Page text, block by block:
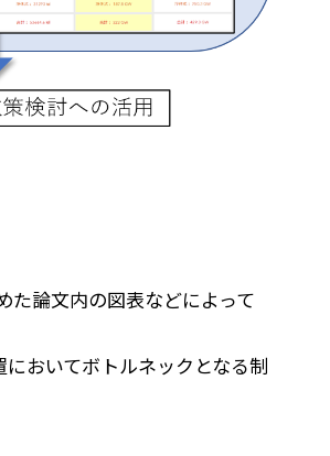
た論文内の図表などによって
おいてボトルネックとなる制